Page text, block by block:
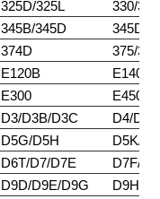
325D/325L
330/
345B/345D
345DL
374D
375/
E120B
E140
E300
E450
D3/D3B/D3C
D4/
D5G/D5H
D5K/
D6T/D7/D7E
D7F/
D9D/D9E/D9G
D9H/